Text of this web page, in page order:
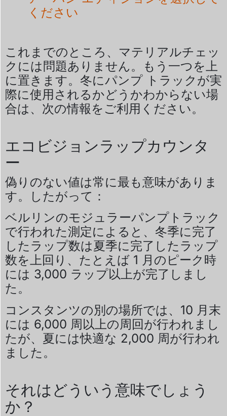
ください
これまでのところ、マテリアルチェッ
クには問題ありません。もう一つを上
に置きます。冬にパンプ トラックが実
際に使用されるかどうかわからない場
合は、次の情報をご利用ください。
エコビジョンラップカウンタ
ー
偽りのない値は常に最も意味がありま
す。したがって：
ベルリンのモジュラーパンプトラック
で行われた測定によると、冬季に完了
したラップ数は夏季に完了したラップ
数を上回り、たとえば 1 月のピーク時
には 3,000 ラップ以上が完了しまし
た。
コンスタンツの別の場所では、10 月末
には 6,000 周以上の周回が行われまし
たが、夏には快適な 2,000 周が行われ
ました。
それはどういう意味でしょう
か？